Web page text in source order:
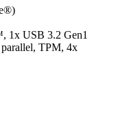
1x USB 3.2 Gen1
TPM, 4x